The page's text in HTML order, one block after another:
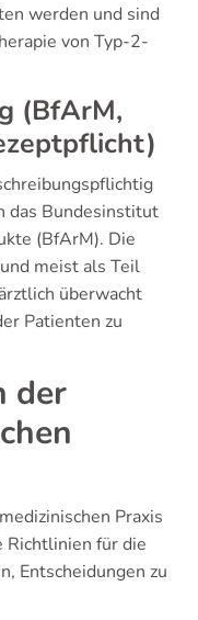
werden und sind
von Typ-2-
(BfArM,
das Bundesinstitut
(BfArM). Die
meist als Teil
überwacht
Patienten zu
der
Praxis
Richtlinien für die
Entscheidungen zu